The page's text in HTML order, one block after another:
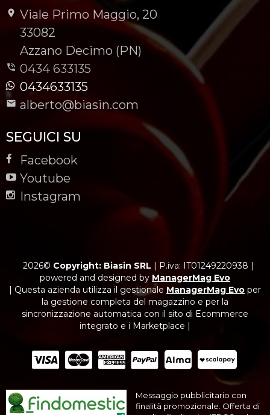
Viale Primo Maggio, 20
-
33082
-
Azzano Decimo (PN)
0434 633135
0434633135
alberto@biasin.com
SEGUICI SU
Facebook
Youtube
Instagram
2026© Copyright: Biasin SRL | P.iva: IT01249220938 |
powered and designed by ManagerMag Evo
| Questa azienda utilizza il gestionale ManagerMag Evo per
la gestione completa del magazzino e per la
sincronizzazione automatica con il sito di Ecommerce
integrato e i Marketplace |
Messaggio pubblicitario con
finalità promozionale. Offerta di